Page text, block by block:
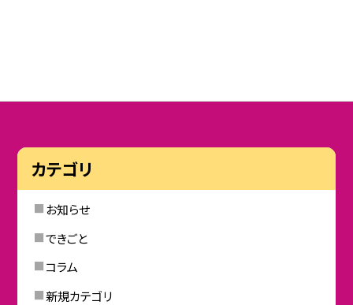
カテゴリ
お知らせ
できごと
コラム
新規カテゴリ